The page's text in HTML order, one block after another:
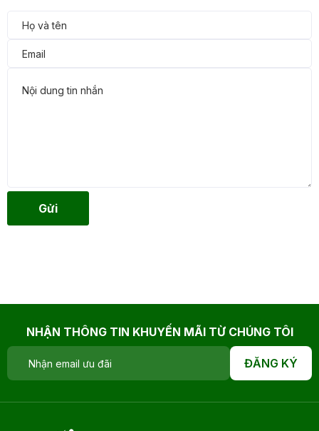
Gửi
NHẬN THÔNG TIN KHUYẾN MÃI TỪ CHÚNG TÔI
ĐĂNG KÝ